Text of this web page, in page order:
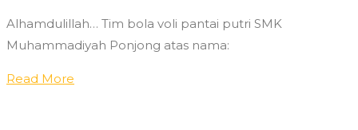
Alhamdulillah… Tim bola voli pantai putri SMK
Muhammadiyah Ponjong atas nama:
Read More